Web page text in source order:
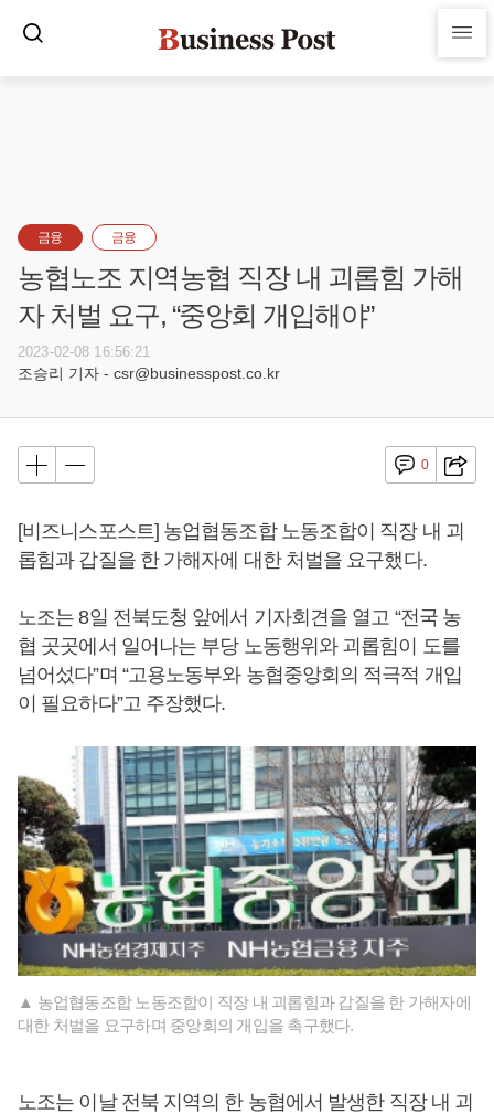
금융 금융
농협노조 지역농협 직장 내 괴롭힘 가해
자 처벌 요구, “중앙회 개입해야”
2023-02-08 16:56:21
조승리 기자 - csr@businesspost.co.kr
0
[비즈니스포스트] 농업협동조합 노동조합이 직장 내 괴
롭힘과 갑질을 한 가해자에 대한 처벌을 요구했다.
노조는 8일 전북도청 앞에서 기자회견을 열고 “전국 농
협 곳곳에서 일어나는 부당 노동행위와 괴롭힘이 도를
넘어섰다”며 “고용노동부와 농협중앙회의 적극적 개입
이 필요하다”고 주장했다.
▲ 농업협동조합 노동조합이 직장 내 괴롭힘과 갑질을 한 가해자에
대한 처벌을 요구하며 중앙회의 개입을 촉구했다.
노조는 이날 전북 지역의 한 농협에서 발생한 직장 내 괴